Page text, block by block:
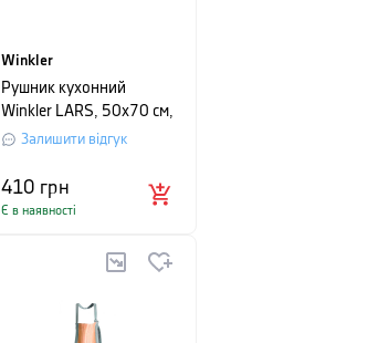
Winkler
Рушник кухонний
Winkler LARS, 50х70 см,
кавово-бежевий
Залишити відгук
410 грн
Є в наявності